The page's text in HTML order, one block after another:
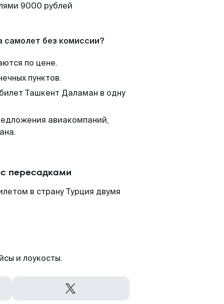
9000 рублей
самолет без комиссии?
по цене.
пунктов.
Ташкент Даламан в одну
авиакомпаний,
пересадками
в страну Турция двумя
и лоукосты.